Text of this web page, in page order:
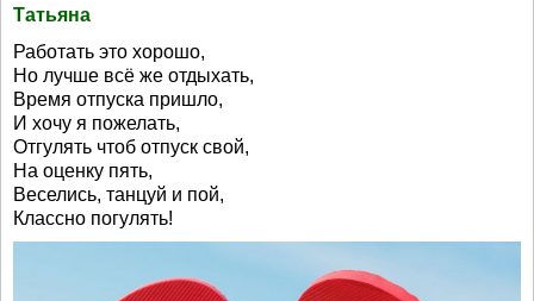
Татьяна
Работать это хорошо,
Но лучше всё же отдыхать,
Время отпуска пришло,
И хочу я пожелать,
Отгулять чтоб отпуск свой,
На оценку пять,
Веселись, танцуй и пой,
Классно погулять!